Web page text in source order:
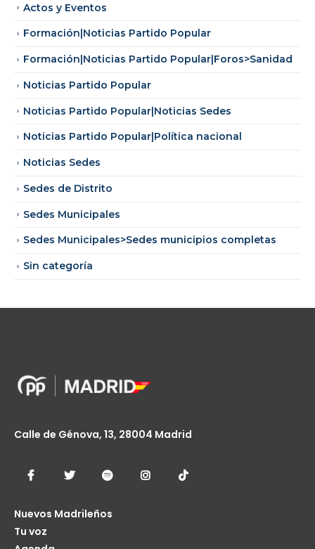
Actos y Eventos
Formación|Noticias Partido Popular
Formación|Noticias Partido Popular|Foros>Sanidad
Noticias Partido Popular
Noticias Partido Popular|Noticias Sedes
Noticias Partido Popular|Política nacional
Noticias Sedes
Sedes de Distrito
Sedes Municipales
Sedes Municipales>Sedes municipios completas
Sin categoría
Calle de Génova, 13, 28004 Madrid
Nuevos Madrileños
Tu voz